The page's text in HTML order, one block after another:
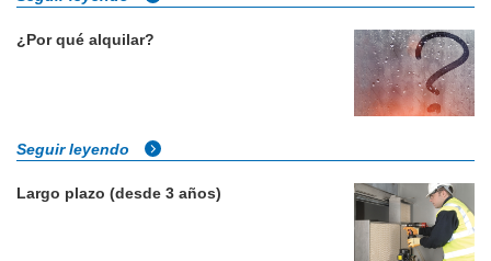
¿Por qué alquilar?
Seguir leyendo
Largo plazo (desde 3 años)